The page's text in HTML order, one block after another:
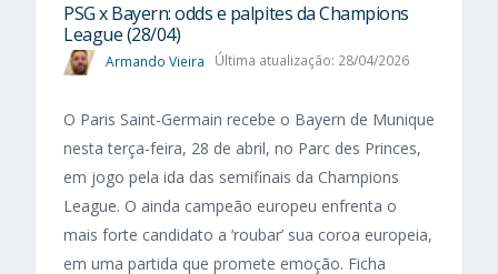
PSG x Bayern: odds e palpites da Champions
League (28/04)
Armando Vieira Última atualização: 28/04/2026
O Paris Saint-Germain recebe o Bayern de Munique
nesta terça-feira, 28 de abril, no Parc des Princes,
em jogo pela ida das semifinais da Champions
League. O ainda campeão europeu enfrenta o
mais forte candidato a ‘roubar’ sua coroa europeia,
em uma partida que promete emoção. Ficha